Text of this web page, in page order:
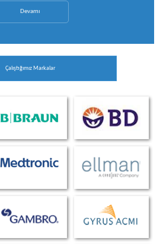
Devamı
Çalıştığımız Markalar